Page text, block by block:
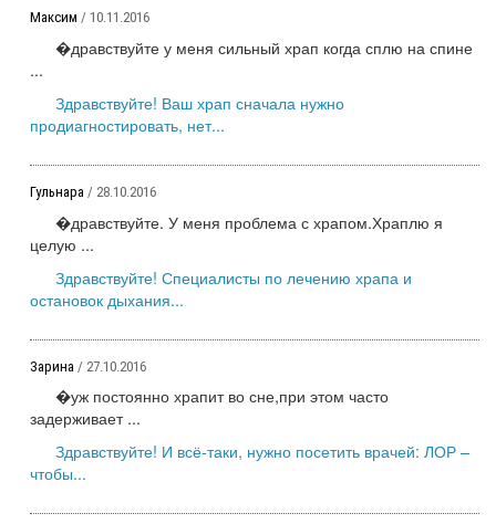
Максим / 10.11.2016
�дравствуйте у меня сильный храп когда сплю на спине
...
Здравствуйте! Ваш храп сначала нужно
продиагностировать, нет...
Гульнара / 28.10.2016
�дравствуйте. У меня проблема с храпом.Храплю я
целую ...
Здравствуйте! Специалисты по лечению храпа и
остановок дыхания...
Зарина / 27.10.2016
�уж постоянно храпит во сне,при этом часто
задерживает ...
Здравствуйте! И всё-таки, нужно посетить врачей: ЛОР –
чтобы...